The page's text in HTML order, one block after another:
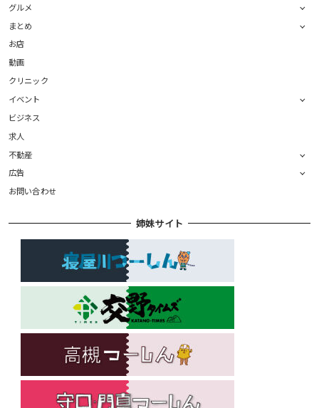
グルメ
まとめ
お店
動画
クリニック
イベント
ビジネス
求人
不動産
広告
お問い合わせ
姉妹サイト